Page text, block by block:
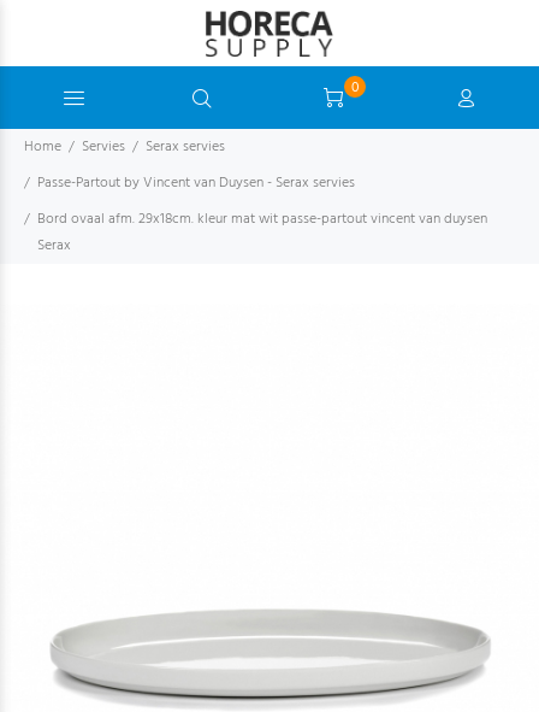
0
Home Servies
Serax servies
Passe-Partout by Vincent van Duysen - Serax servies
Bord ovaal afm. 29x18cm. kleur mat wit passe-partout vincent van duysen
Serax